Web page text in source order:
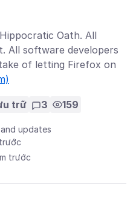
Oath. All
All software developers
of letting Firefox on
trữ 3 159
updates
trước